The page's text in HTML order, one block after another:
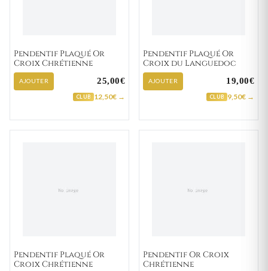
Pendentif Plaqué Or
Croix Chrétienne
AJOUTER 25,00€
CLUB 12,50€ →
Pendentif Plaqué Or
Croix du Languedoc
AJOUTER 19,00€
CLUB 9,50€ →
Pendentif Plaqué Or
Croix Chrétienne
Pendentif Or Croix
Chrétienne